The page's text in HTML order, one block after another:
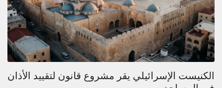
الكنيست الإسرائيلي يقر مشروع قانون لتقييد الأذان